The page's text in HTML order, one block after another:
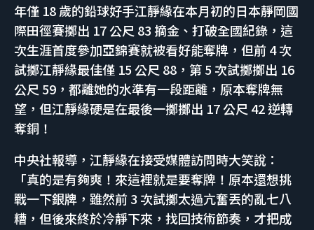
年僅 18 歲的鉛球好手江靜緣在本月初的日本靜岡國
際田徑賽擲出 17 公尺 83 摘金、打破全國紀錄，這
次生涯首度參加亞錦賽就被看好能奪牌，但前 4 次
試擲江靜緣最佳僅 15 公尺 88，第 5 次試擲擲出 16
公尺 59，都離她的水準有一段距離，原本奪牌無
望，但江靜緣硬是在最後一擲擲出 17 公尺 42 逆轉
奪銅！
中央社報導，江靜緣在接受媒體訪問時大笑說：
「真的是有夠爽！來這裡就是要奪牌！原本還想挑
戰一下銀牌，雖然前 3 次試擲太過亢奮丟的亂七八
糟，但後來終於冷靜下來，找回技術節奏，才把成